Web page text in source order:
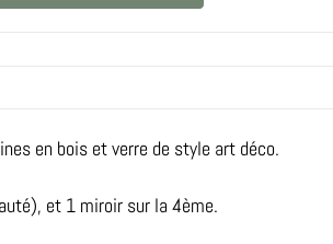
en bois et verre de style art déco.
et 1 miroir sur la 4ème.